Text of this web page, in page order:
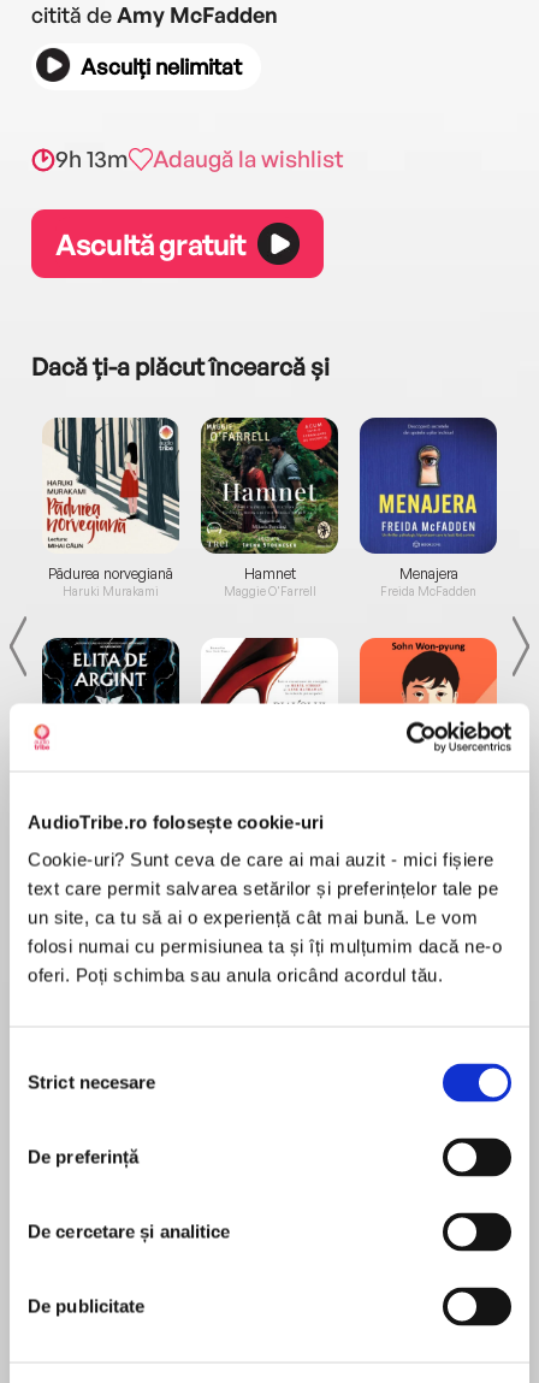
AudioTribe.ro folosește cookie-uri
Cookie-uri? Sunt ceva de care ai mai auzit - mici fișiere
text care permit salvarea setărilor și preferințelor tale pe
un site, ca tu să ai o experiență cât mai bună. Le vom
folosi numai cu permisiunea ta și îți mulțumim dacă ne-o
oferi. Poți schimba sau anula oricând acordul tău.
consimțământului
Strict necesare
De preferință
De cercetare și analitice
De publicitate
citită deAmy McFadden
Asculți nelimitat
9h 13m Adaugă la wishlist
Ascultă gratuit
Dacă ți-a plăcut încearcă și
Pădurea norvegiană
Haruki Murakami
de...
Dani Francis
Hamnet
Maggie O'Farrell
la...
Lauren Weisberger
Menajera
Freida McFadden
Desprecarte
Survivors of a deadly planetary outbreak take
Times bestselling author Amie Kaufman called
Achlys, only to find themselves imprisoned on a
ship they thought was their ticket to safety.
behind is about to be unleashed as an act of
În acest moment nu există recenzii
Erin Bowman
Erin Bowman is the critically acclaimed author of
numerous books for children and teens, including